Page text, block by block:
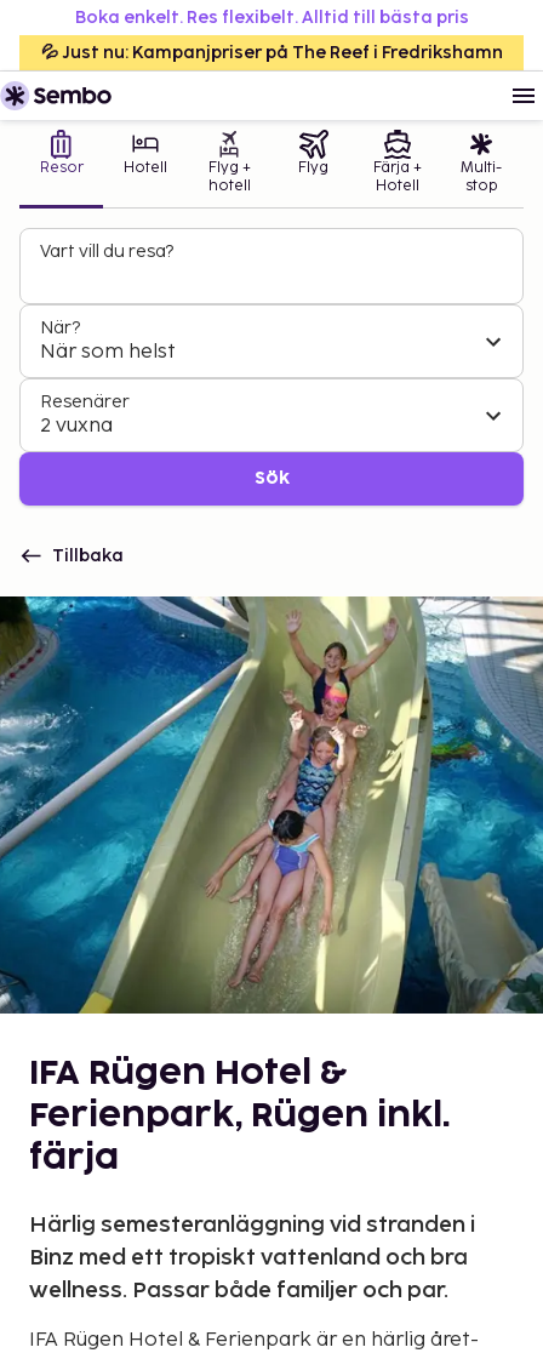
Boka enkelt. Res flexibelt. Alltid till bästa pris
💦 Just nu: Kampanjpriser på The Reef i Fredrikshamn
Resor Hotell
Flyg +
hotell
Flyg
Färja +
Hotell
Multi-
stop
Vart vill du resa?
När?
När som helst
Resenärer
2 vuxna
Sök
Tillbaka
IFA Rügen Hotel &
Ferienpark, Rügen inkl.
färja
Härlig semesteranläggning vid stranden i
Binz med ett tropiskt vattenland och bra
wellness. Passar både familjer och par.
IFA Rügen Hotel & Ferienpark är en härlig året-